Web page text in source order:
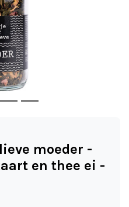
moeder -
en thee ei -